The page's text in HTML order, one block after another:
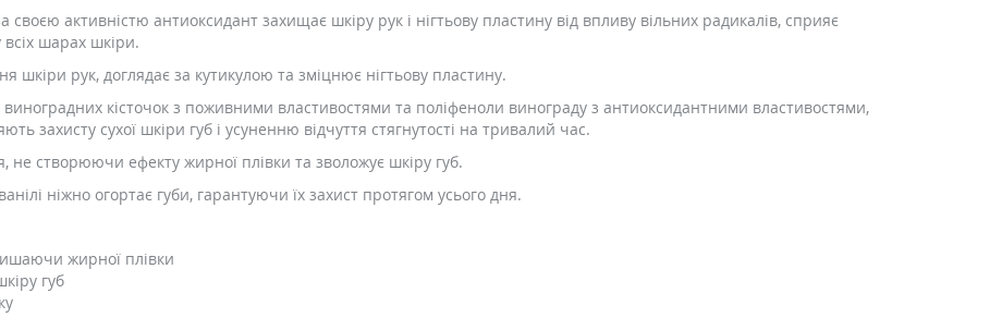
своєю активністю антиоксидант захищає шкіру рук і нігтьову пластину від впливу вільних радикалів, сприяє
шарах шкіри.
шкіри рук, доглядає за кутикулою та зміцнює нігтьову пластину.
виноградних кісточок з поживними властивостями та поліфеноли винограду з антиоксидантними властивостями,
захисту сухої шкіри губ і усуненню відчуття стягнутості на тривалий час.
не створюючи ефекту жирної плівки та зволожує шкіру губ.
ніжно огортає губи, гарантуючи їх захист протягом усього дня.
жирної плівки
губ